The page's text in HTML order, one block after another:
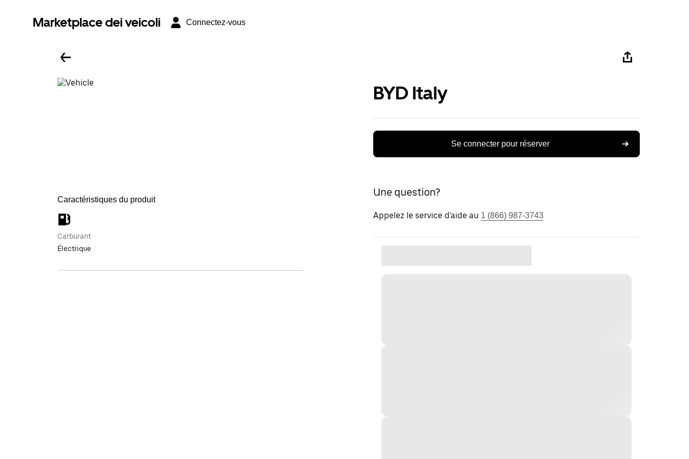
Marketplace dei veicoli Connectez-vous
Caractéristiques du produit
Carburant
Électrique
BYD Italy
Se connecter pour réserver
Une question?
Appelez le service d'aide au 1 (866) 987-3743